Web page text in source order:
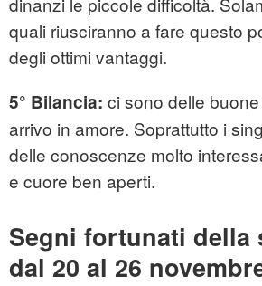
quali riusciranno a fare questo
degli ottimi vantaggi.
5° Bilancia: ci sono delle
arrivo in amore. Soprattutto i
delle conoscenze molto
e cuore ben aperti.
Segni fortunati della
dal 20 al 26